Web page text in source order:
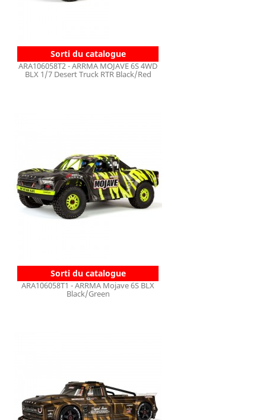
Sorti du catalogue
ARA106058T2 - ARRMA MOJAVE 6S 4WD
BLX 1/7 Desert Truck RTR Black/Red
Sorti du catalogue
ARA106058T1 - ARRMA Mojave 6S BLX
Black/Green